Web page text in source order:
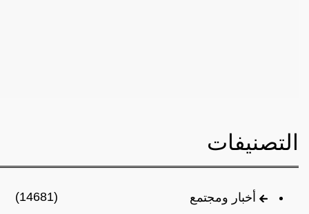
التصنيفات
أخبار ومجتمع
(14681)